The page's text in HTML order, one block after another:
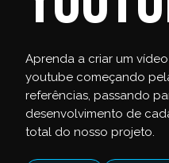
Aprenda a criar um
youtube começando
referências, passando
desenvolvimento de
total do nosso projeto.